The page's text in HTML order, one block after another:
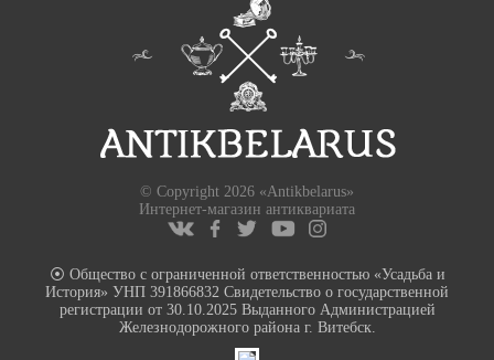
© Copyright 2026 «Antikbelarus»
Интернет-магазин антиквариата
⦿ Общество с ограниченной ответственностью «Усадьба и
История» УНП 391866832 Свидетельство о государственной
регистрации от 30.10.2025 Выданного Администрацией
Железнодорожного района г. Витебск.